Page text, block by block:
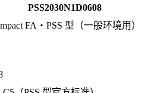
PSS2030N1D0608
FA・PSS 型（一般环境用）